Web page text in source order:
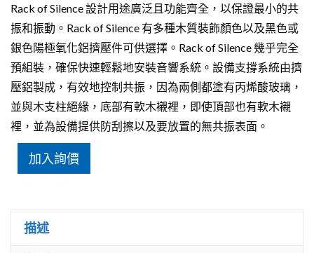
Rack of Silence 設計用途廣泛且功能齊全，以保證最小的共
振和振動。Rack of Silence 有多種木質裝飾顏色以及黑色或
銀色陽極氧化鋁擠壓件可供選擇。Rack of Silence 幾乎完全
預組裝，確保快速輕鬆地安裝音響系統。設備支撐系統由擠
壓鋁製成，有效地控制共振，因為兩側都塗有丙烯酸玻璃，
並與木支柱絕緣，底部有軟木襯裡，即使頂部也有軟木襯
裡，並為設備提供防刮擦以及要放置的無共振表面。
加入詢價
描述